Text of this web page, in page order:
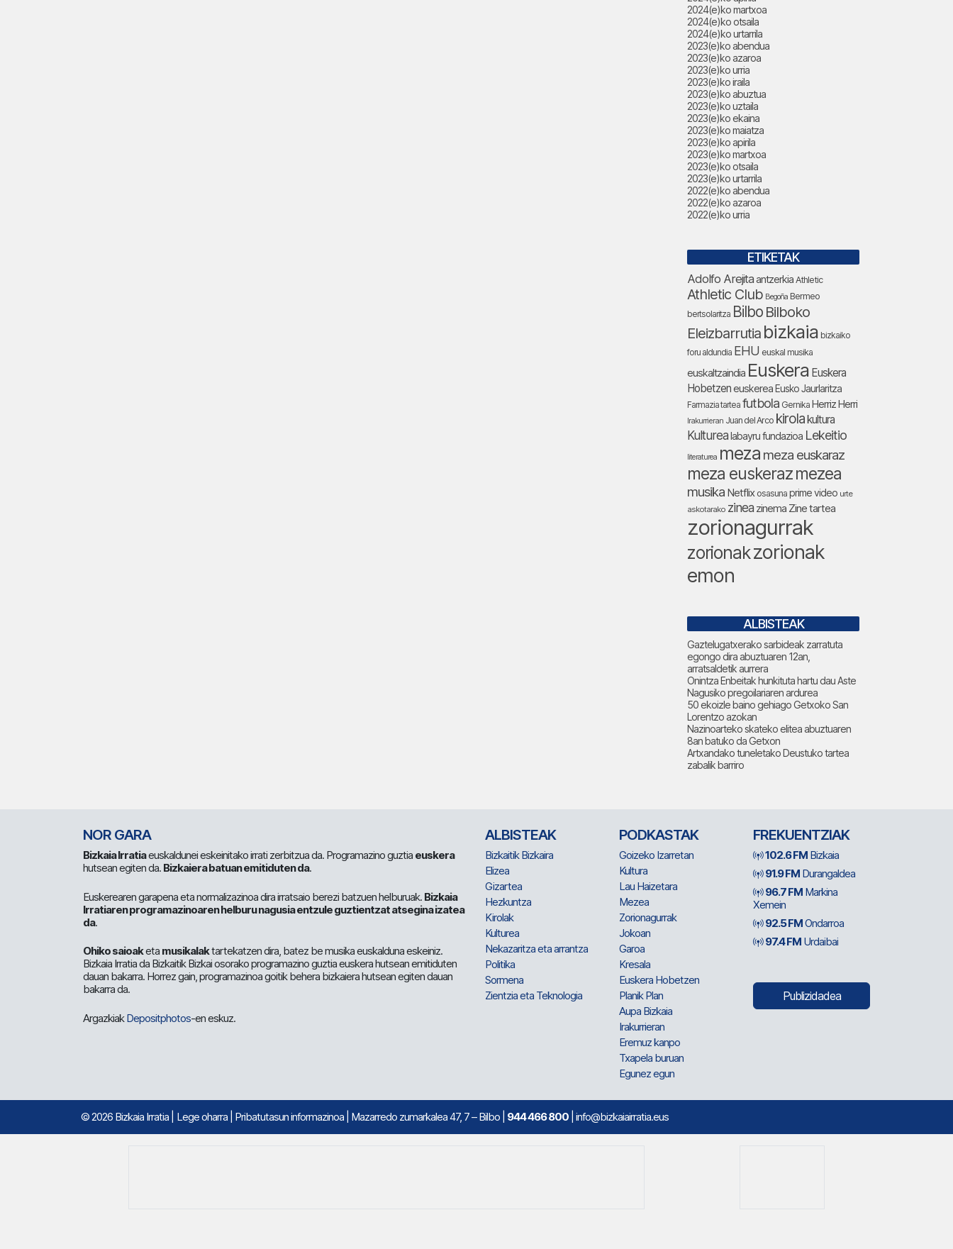
2024(e)ko martxoa
2024(e)ko otsaila
2024(e)ko urtarrila
2023(e)ko abendua
2023(e)ko azaroa
2023(e)ko urria
2023(e)ko iraila
2023(e)ko abuztua
2023(e)ko uztaila
2023(e)ko ekaina
2023(e)ko maiatza
2023(e)ko apirila
2023(e)ko martxoa
2023(e)ko otsaila
2023(e)ko urtarrila
2022(e)ko abendua
2022(e)ko azaroa
2022(e)ko urria
ETIKETAK
Adolfo Arejitaantzerkia Athletic
Athletic Club Begoña Bermeo
bertsolaritza Bilbo Bilboko
Eleizbarrutia bizkaia bizkaiko
foru aldundia EHU euskal musika
euskaltzaindia Euskera Euskera
Hobetzeneuskerea Eusko Jaurlaritza
Farmazia tartea futbola Gernika Herriz Herri
Irakurrieran Juan del Arco kirola kultura
Kulturealabayru fundazioa Lekeitio
literaturea meza meza euskaraz
meza euskerazmezea
musika Netflix osasuna prime video urte
askotarako zinea zinema Zine tartea
zorionagurrak
zorionakzorionak
emon
ALBISTEAK
Gaztelugatxerako sarbideak zarratuta
egongo dira abuztuaren 12an,
arratsaldetik aurrera
Onintza Enbeitak hunkituta hartu dau Aste
Nagusiko pregoilariaren ardurea
50 ekoizle baino gehiago Getxoko San
Lorentzo azokan
Nazinoarteko skateko elitea abuztuaren
8an batuko da Getxon
Artxandako tuneletako Deustuko tartea
zabalik barriro
NOR GARA
Bizkaia Irratiaeuskaldunei eskeinitako irrati zerbitzua da. Programazino guztia euskera
hutsean egiten da. Bizkaiera batuan emitiduten da.
Euskerearen garapena eta normalizazinoa dira irratsaio berezi batzuen helburuak. Bizkaia
Irratiaren programazinoaren helburu nagusia entzule guztientzat atsegina izatea
da.
Ohiko saioaketa musikalaktartekatzen dira, batez be musika euskalduna eskeiniz.
Bizkaia Irratia da Bizkaitik Bizkai osorako programazino guztia euskera hutsean emitiduten
dauan bakarra. Horrez gain, programazinoa goitik behera bizkaiera hutsean egiten dauan
bakarra da.
ArgazkiakDepositphotos-en eskuz.
ALBISTEAK
Bizkaitik Bizkaira
Elizea
Gizartea
Hezkuntza
Kirolak
Kulturea
Nekazaritza eta arrantza
Politika
Sormena
Zientzia eta Teknologia
PODKASTAK
Goizeko Izarretan
Kultura
Lau Haizetara
Mezea
Zorionagurrak
Jokoan
Garoa
Kresala
Euskera Hobetzen
Planik Plan
Aupa Bizkaia
Irakurrieran
Eremuz kanpo
Txapela buruan
Egunez egun
FREKUENTZIAK
102.6 FM Bizkaia
91.9 FM Durangaldea
96.7 FM Markina
Xemein
92.5 FMOndarroa
97.4 FM Urdaibai
Publizidadea
© 2026 Bizkaia Irratia Lege oharra Pribatutasun informazinoa | Mazarredo zumarkalea 47, 7 – Bilbo | 944 466 800 | info@bizkaiairratia.eus